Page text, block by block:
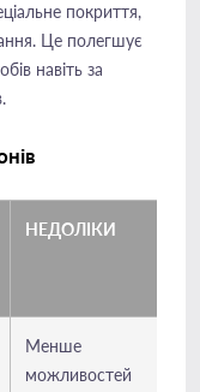
покриття,
Це полегшує
навіть за
НЕДОЛІКИ
Менше
можливостей